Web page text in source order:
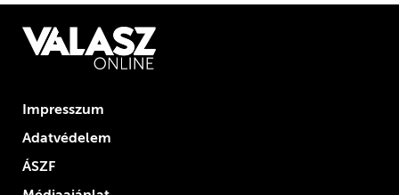
Impresszum
Adatvédelem
ÁSZF